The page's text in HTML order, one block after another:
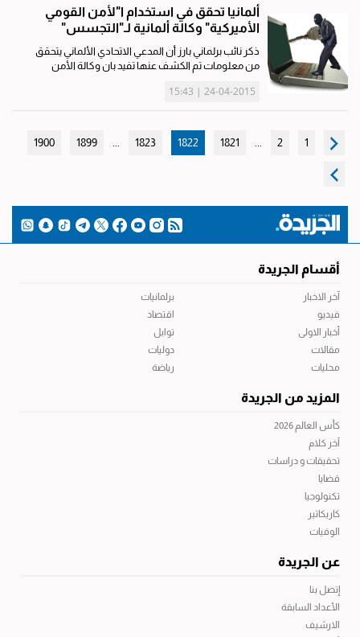
ألمانيا تحقق في استخدام ا"لأمن القومي
الأميركية" وكالة ألمانية لـ"التجسس"
ذكر نائب برلماني بارز أن المدعي الاتحادي الألماني يتحقق
من معلومات تم الكشف عنها تفيد بان وكالة الأمن
الاستخبارات الرئيسية الألمانية كدمية للتجسس على أسرار
24-04-2015 | 15:43
1
2
1821
1822
1823
1899
1900
أقسام الجريدة
آخر الاخبار
فيديو
أخبار الاولى
مقالات
محليات
برلمانيات
اقتصاد
توابل
دوليات
رياضة
المزيد من الجريدة
كأس العالم 2026
آخر كلام
تحقيقات و دراسات
قضايا
تكنولوجيا
كاريكاتير
الوفيات
عن الجريدة
إتصل بنا
الأعداد السابقة
الارشيف